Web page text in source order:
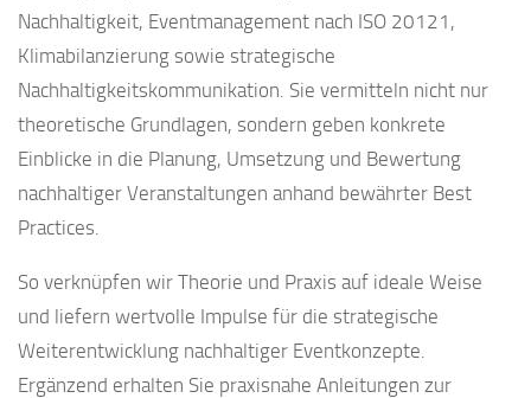
Nachhaltigkeit, Eventmanagement nach ISO 20121,
Klimabilanzierung sowie strategische
Nachhaltigkeitskommunikation. Sie vermitteln nicht nur
theoretische Grundlagen, sondern geben konkrete
Einblicke in die Planung, Umsetzung und Bewertung
nachhaltiger Veranstaltungen anhand bewährter Best
Practices.
So verknüpfen wir Theorie und Praxis auf ideale Weise
und liefern wertvolle Impulse für die strategische
Weiterentwicklung nachhaltiger Eventkonzepte.
Ergänzend erhalten Sie praxisnahe Anleitungen zur